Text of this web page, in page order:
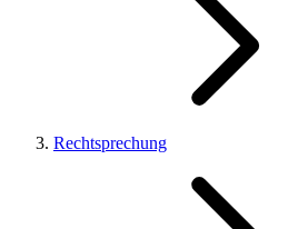
Rechtsprechung